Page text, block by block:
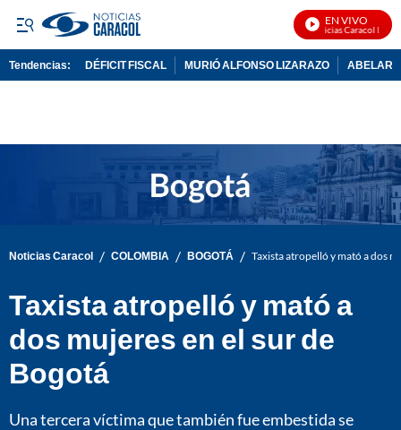
EN VIVO
Noticias Caracol En
Tendencias: DÉFICIT FISCAL MURIÓ ALFONSO LIZARAZO
Noticias Caracol / COLOMBIA / BOGOTÁ / Taxista atropelló y mató a dos
Taxista atropelló y mató a
dos mujeres en el sur de
Bogotá
Una tercera víctima que también fue embestida se